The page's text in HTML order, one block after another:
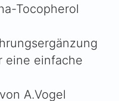
Tocopherol
eine einfache
A.Vogel